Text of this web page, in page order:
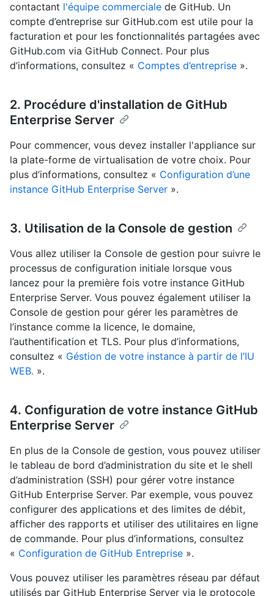
contactant l'équipe commerciale de GitHub. Un
compte d’entreprise sur GitHub.com est utile pour la
facturation et pour les fonctionnalités partagées avec
GitHub.com via GitHub Connect. Pour plus
d’informations, consultez « Comptes d’entreprise ».
2. Procédure d'installation de GitHub
Enterprise Server
Pour commencer, vous devez installer l'appliance sur
la plate-forme de virtualisation de votre choix. Pour
plus d’informations, consultez « Configuration d’une
instance GitHub Enterprise Server ».
3. Utilisation de la Console de gestion
Vous allez utiliser la Console de gestion pour suivre le
processus de configuration initiale lorsque vous
lancez pour la première fois votre instance GitHub
Enterprise Server. Vous pouvez également utiliser la
Console de gestion pour gérer les paramètres de
l’instance comme la licence, le domaine,
l’authentification et TLS. Pour plus d’informations,
consultez « Géstion de votre instance à partir de l’IU
WEB. ».
4. Configuration de votre instance GitHub
Enterprise Server
En plus de la Console de gestion, vous pouvez utiliser
le tableau de bord d’administration du site et le shell
d’administration (SSH) pour gérer votre instance
GitHub Enterprise Server. Par exemple, vous pouvez
configurer des applications et des limites de débit,
afficher des rapports et utiliser des utilitaires en ligne
de commande. Pour plus d’informations, consultez
« Configuration de GitHub Entreprise ».
Vous pouvez utiliser les paramètres réseau par défaut
utilisés par GitHub Enterprise Server via le protocole